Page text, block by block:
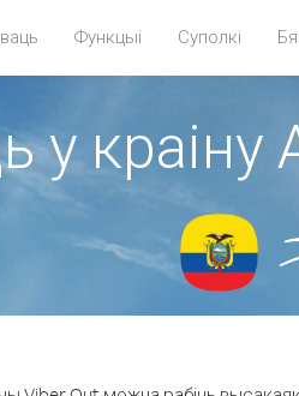
Функцыі Суполкі
у